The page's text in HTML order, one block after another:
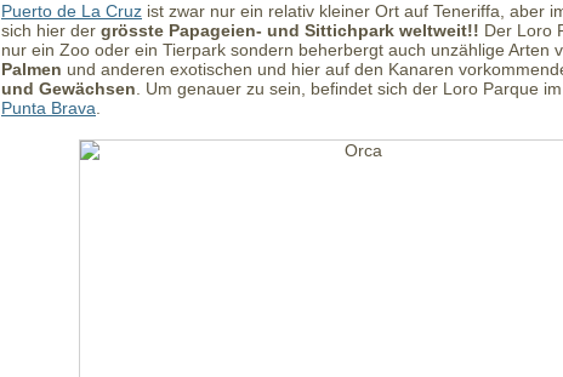
Puerto de La Cruz ist zwar nur ein relativ kleiner Ort auf Teneriffa, aber
sich hier der grösste Papageien- und Sittichpark weltweit!! Der Loro
nur ein Zoo oder ein Tierpark sondern beherbergt auch unzählige Arten
Palmen und anderen exotischen und hier auf den Kanaren
und Gewächsen . Um genauer zu sein, befindet sich der Loro Parque
Punta Brava